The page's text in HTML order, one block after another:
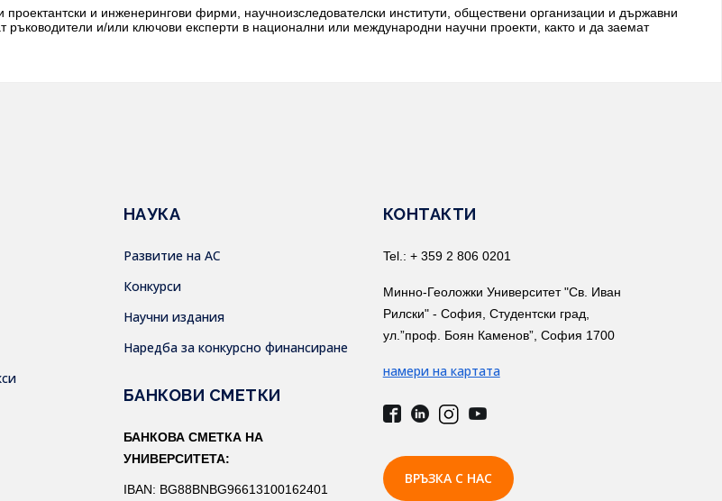
и инженерингови фирми, научноизследователски институти, обществени организации и държавни
и/или ключови експерти в национални или международни научни проекти, както и да заемат
НАУКА
Развитие на АС
Конкурси
Научни издания
Наредба за конкурсно финансиране
БАНКОВИ СМЕТКИ
БАНКОВА СМЕТКА НА
УНИВЕРСИТЕТА:
IBAN: BG88BNBG96613100162401
КОНТАКТИ
Tel.: + 359 2 806 0201
Минно-Геоложки Университет "Св. Иван
Рилски" - София, Студентски град,
ул.”проф. Боян Каменов”, София 1700
намери на картата
ВРЪЗКА С НАС